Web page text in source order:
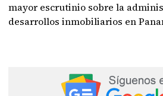
mayor escrutinio sobre la
desarrollos inmobiliarios en